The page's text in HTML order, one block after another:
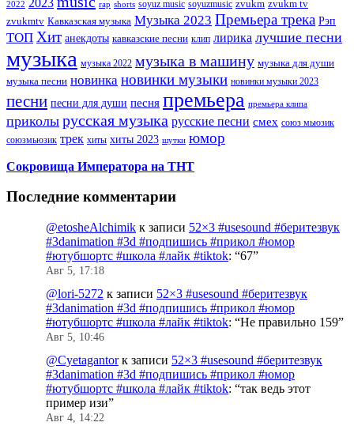
2022 rap shorts soyuz music soyuzmusic zvukm zvukm tv
zvukmtv Кавказская музыка Музыка 2023 Премьера трека Рэп
ТОП Хит анекдоты кавказские песни клип лирика лучшие песни
музыка музыка 2022 музыка в машину музыка для души
музыка песни новинка новинки музыки новинки музыки 2023
песни песни для души песня премьера премьера клипа
приколы русская музыка русские песни смех союз мьюзик
союзмьюзик трек хиты хиты 2023 шутки юмор
Сокровища Императора на ТНТ
Последние комментарии
@etosheAlchimik к записи 52×3 #usesound #беритезвук
#3danimation #3d #подпишись #прикол #юмор
#ютубшортс #школа #лайк #tiktok: “67”
Авг 5, 17:18
@lori-5272 к записи 52×3 #usesound #беритезвук
#3danimation #3d #подпишись #прикол #юмор
#ютубшортс #школа #лайк #tiktok: “Не правильно 159”
Авг 5, 10:46
@Cyetagantorк записи 52×3 #usesound #беритезвук
#3danimation #3d #подпишись #прикол #юмор
#ютубшортс #школа #лайк #tiktok: “так ведь этот
пример изи”
Авг 4, 14:22